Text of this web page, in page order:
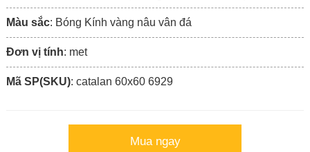
Màu sắc: Bóng Kính vàng nâu vân đá
Đơn vị tính: met
Mã SP(SKU): catalan 60x60 6929
Mua ngay